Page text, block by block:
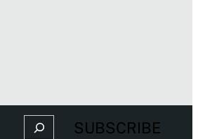
Search SUBSCRIBE